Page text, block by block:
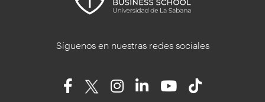
Síguenos en nuestras redes sociales